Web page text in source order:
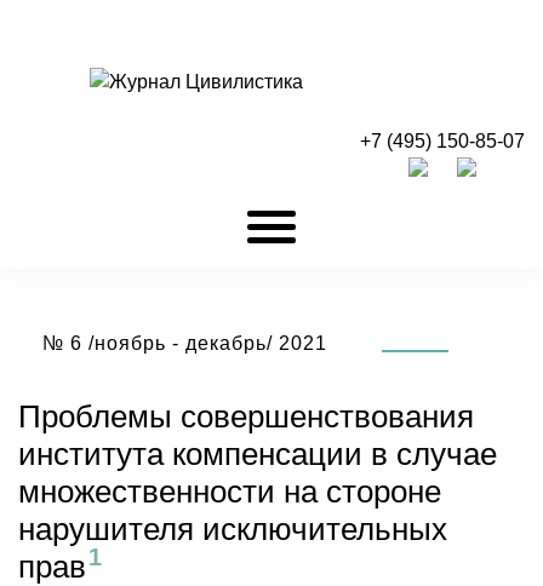
+7 (495) 150-85-07
№ 6 /ноябрь - декабрь/ 2021
Проблемы совершенствования
института компенсации в случае
множественности на стороне
нарушителя исключительных
прав